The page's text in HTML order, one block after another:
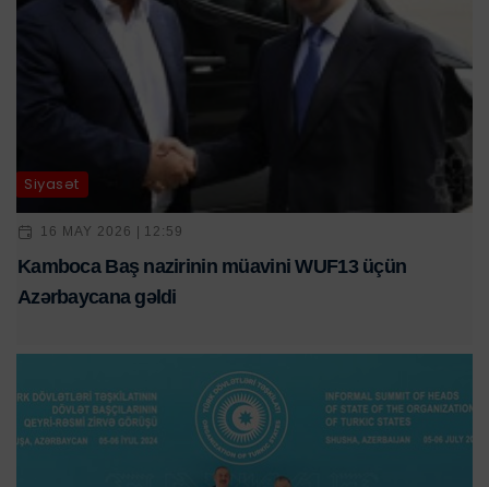
Siyasət
16 MAY 2026 | 12:59
Kamboca Baş nazirinin müavini WUF13 üçün
Azərbaycana gəldi